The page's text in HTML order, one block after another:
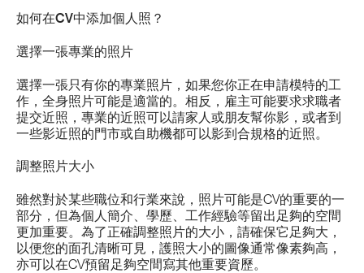
如何在CV中添加個人照？
選擇一張專業的照片
選擇一張只有你的專業照片，如果您你正在申請模特的工
作，全身照片可能是適當的。相反，雇主可能要求求職者
提交近照，專業的近照可以請家人或朋友幫你影，或者到
一些影近照的門市或自助機都可以影到合規格的近照。
調整照片大小
雖然對於某些職位和行業來說，照片可能是CV的重要的一
部分，但為個人簡介、學歷、工作經驗等留出足夠的空間
更加重要。為了正確調整照片的大小，請確保它足夠大，
以便您的面孔清晰可見，護照大小的圖像通常像素夠高，
亦可以在CV預留足夠空間寫其他重要資歷。